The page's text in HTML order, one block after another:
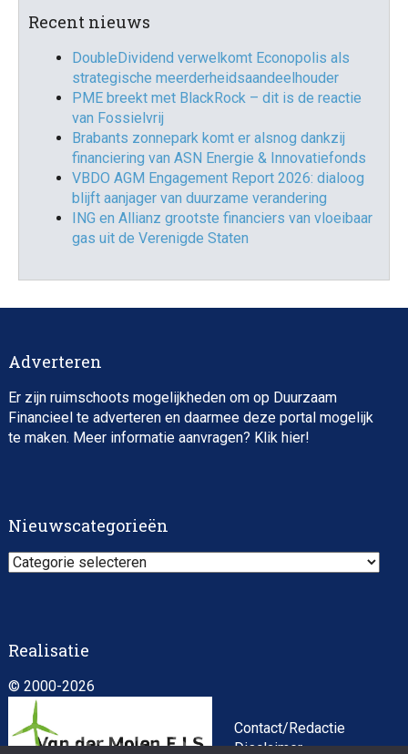
Recent nieuws
DoubleDividend verwelkomt Econopolis als
strategische meerderheidsaandeelhouder
PME breekt met BlackRock – dit is de reactie
van Fossielvrij
Brabants zonnepark komt er alsnog dankzij
financiering van ASN Energie & Innovatiefonds
VBDO AGM Engagement Report 2026: dialoog
blijft aanjager van duurzame verandering
ING en Allianz grootste financiers van vloeibaar
gas uit de Verenigde Staten
Adverteren
Er zijn ruimschoots mogelijkheden om op Duurzaam
Financieel te adverteren en daarmee deze portal mogelijk
te maken. Meer informatie aanvragen? Klik hier!
Nieuwscategorieën
Nieuwscategorieën
Realisatie
© 2000-2026
Contact/Redactie
Disclaimer